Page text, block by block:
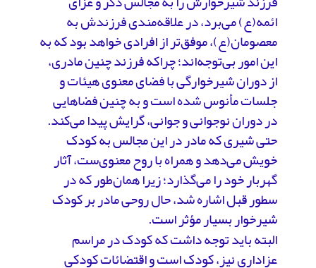
ائمه(ع) می‌برد، در علاقه‌مندی فرزندش به
معصومان(ع)، موفق‌تر از افرادی خواهد بود که به
این امور بی‌توجه‌اند؛ چراکه فرزند چنین مادری،
از دوران شیرخوارگی با فضای معنوی هیئات و
جلسات مأنوس شده است و به چنین فضاهایی
در دوران نوجوانی و جوانی، گرایش پیدا می‌کند.
حتی شیری که مادر در این مجالس به کودک
خویش می‌دهد و همراه با روح معنوی‌ست، آثار
گهربار خود را می‌گذارد؛ زیرا همان‌طور که در
سطور قبل اشاره شد، حال روحی مادر بر کودک
شیرخوار بسیار مؤثر است.
البته باید توجه داشت که کودک در مراسم
عزاداری نیز، کودک است و اقتضائات کودکی